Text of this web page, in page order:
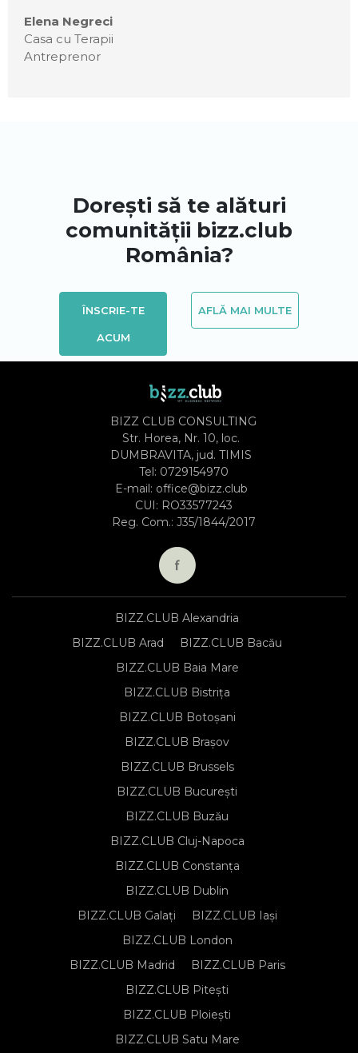
Elena Negreci
Casa cu Terapii
Antreprenor
Dorești să te alături
comunității bizz.club
România?
ÎNSCRIE-TE
ACUM
AFLĂ MAI MULTE
BIZZ CLUB CONSULTING
Str. Horea, Nr. 10, loc.
DUMBRAVITA, jud. TIMIS
Tel: 0729154970
E-mail: office@bizz.club
CUI: RO33577243
Reg. Com.: J35/1844/2017
BIZZ.CLUB Alexandria
BIZZ.CLUB Arad
BIZZ.CLUB Bacău
BIZZ.CLUB Baia Mare
BIZZ.CLUB Bistrița
BIZZ.CLUB Botoșani
BIZZ.CLUB Brașov
BIZZ.CLUB Brussels
BIZZ.CLUB București
BIZZ.CLUB Buzău
BIZZ.CLUB Cluj-Napoca
BIZZ.CLUB Constanța
BIZZ.CLUB Dublin
BIZZ.CLUB Galați
BIZZ.CLUB Iași
BIZZ.CLUB London
BIZZ.CLUB Madrid
BIZZ.CLUB Paris
BIZZ.CLUB Pitești
BIZZ.CLUB Ploiești
BIZZ.CLUB Satu Mare